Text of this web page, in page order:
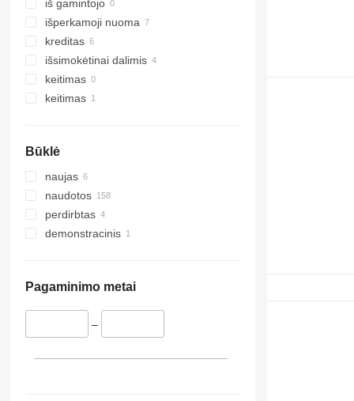
iš gamintojo
išperkamoji nuoma
kreditas
išsimokėtinai dalimis
keitimas
keitimas
Būklė
naujas
naudotos
perdirbtas
demonstracinis
Pagaminimo metai
–